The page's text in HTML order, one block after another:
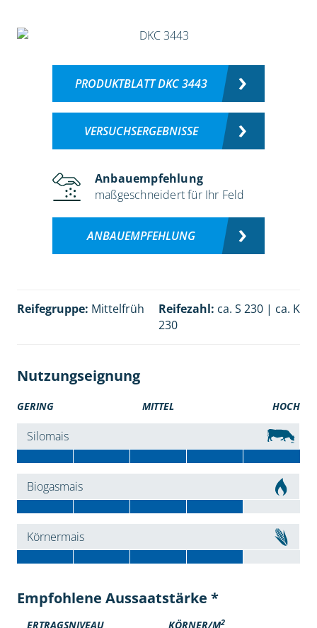
PRODUKTBLATT DKC 3443
VERSUCHSERGEBNISSE
Anbauempfehlung
maßgeschneidert für Ihr Feld
ANBAUEMPFEHLUNG
Reifegruppe: Mittelfrüh Reifezahl: ca. S 230 | ca. K
230
Nutzungseignung
GERING MITTEL HOCH
Silomais
Biogasmais
Körnermais
Empfohlene Aussaatstärke *
ERTRAGSNIVEAU KÖRNER/M2